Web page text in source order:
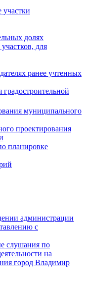
долях
для
ранее учтенных
муниципального
проектирования
планировке
администрации
с
слушания по
на
город Владимир